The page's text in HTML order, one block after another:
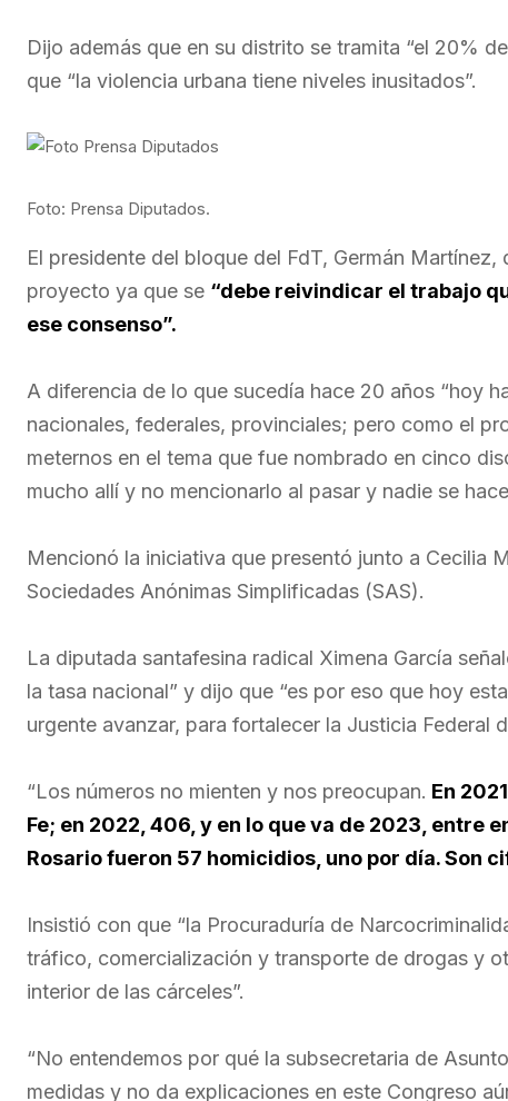
Dijo además que en su distrito se tramita “el 20%
que “la violencia urbana tiene niveles inusitados”.
Foto: Prensa Diputados.
El presidente del bloque del FdT, Germán
proyecto ya que se “debe reivindicar el trabajo
ese consenso”.
A diferencia de lo que sucedía hace 20 años “hoy
nacionales, federales, provinciales; pero como el
meternos en el tema que fue nombrado en cinco
mucho allí y no mencionarlo al pasar y nadie se
Mencionó la iniciativa que presentó junto a Cecilia
Sociedades Anónimas Simplificadas (SAS).
La diputada santafesina radical Ximena García
la tasa nacional” y dijo que “es por eso que hoy
urgente avanzar, para fortalecer la Justicia Federal
“Los números no mienten y nos preocupan. En
Fe; en 2022, 406, y en lo que va de 2023, entre
Rosario fueron 57 homicidios, uno por día. Son
Insistió con que “la Procuraduría de
tráfico, comercialización y transporte de drogas y
interior de las cárceles”.
“No entendemos por qué la subsecretaria de
medidas y no da explicaciones en este Congreso